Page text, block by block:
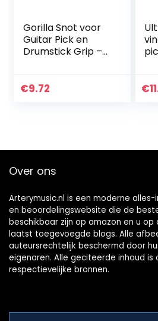
Gorilla Snot voor
Guitar Pick en
Drumstick Grip –
€9.72 €
Over ons
Arterymusic.nl is een moderne
en beoordelingswebsite die de
beschikbaar zijn op amazon en u
laatst toegevoegde blogs. Alle
auteursrechtelijk beschermd door
eigenaren. Alle geciteerde inhoud is
respectievelijke bronnen.